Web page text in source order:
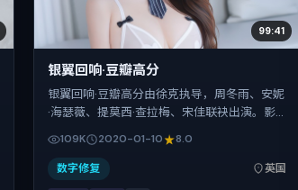
99:41
银翼回响·豆瓣高分
银翼回响·豆瓣高分由徐克执导，周冬雨、安妮
·海瑟薇、提莫西·查拉梅、宋佳联袂出演。影
跨文化视角下的群像碰撞推进人物抉择与反
转。2020年1月10日于英国首映（春节档前
109K 2020-01-10 8.0
数字修复 英国